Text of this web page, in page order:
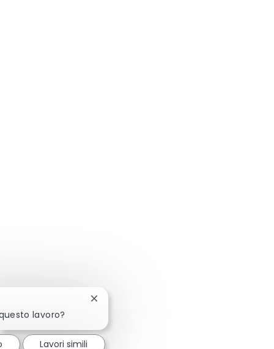
lavoro?
Chiudi la notifica del chatbot
Lavori simili